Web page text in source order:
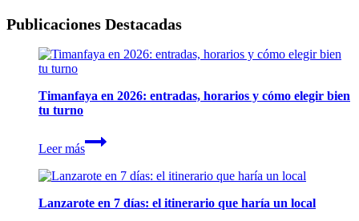
Publicaciones Destacadas
Timanfaya en 2026: entradas, horarios y cómo elegir bien
tu turno
Leer más
Timanfaya
en
entradas,
y
Lanzarote en 7 días: el itinerario que haría un local